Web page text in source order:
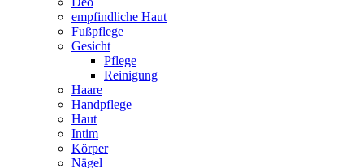
empfindliche Haut
Fußpflege
Gesicht
Pflege
Reinigung
Haare
Handpflege
Haut
Intim
Körper
Nägel